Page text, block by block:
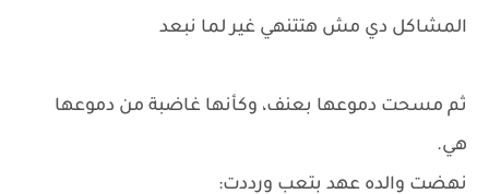
المشاكل دي مش هتتنهي غير لما نبعد
ثم مسحت دموعها بعنف، وكأنها غاضبة من دموعها
هي.
نهضت والده عهد بتعب ورددت: